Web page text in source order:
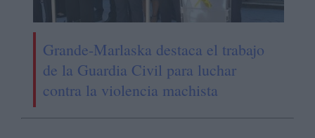
Grande-Marlaska destaca el trabajo
de la Guardia Civil para luchar
contra la violencia machista